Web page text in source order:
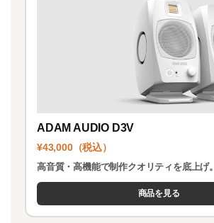
ADAM AUDIO D3V
¥43,000（税込）
高音質・高機能で制作クオリティを底上げ。
商品を見る